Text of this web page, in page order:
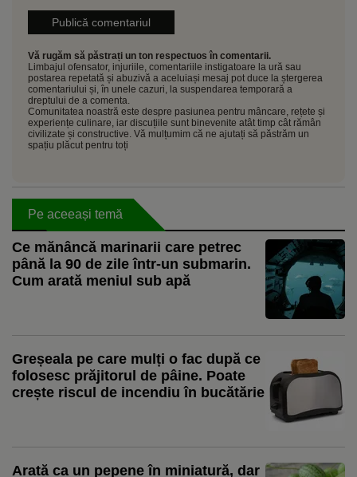
Vă rugăm să păstrați un ton respectuos în comentarii.
Limbajul ofensator, injuriile, comentariile instigatoare la ură sau
postarea repetată și abuzivă a aceluiași mesaj pot duce la ștergerea
comentariului și, în unele cazuri, la suspendarea temporară a
dreptului de a comenta.
Comunitatea noastră este despre pasiunea pentru mâncare, rețete și
experiențe culinare, iar discuțiile sunt binevenite atât timp cât rămân
civilizate și constructive. Vă mulțumim că ne ajutați să păstrăm un
spațiu plăcut pentru toți
Pe aceeași temă
Ce mănâncă marinarii care petrec
până la 90 de zile într-un submarin.
Cum arată meniul sub apă
Greșeala pe care mulți o fac după ce
folosesc prăjitorul de pâine. Poate
crește riscul de incendiu în bucătărie
Arată ca un pepene în miniatură, dar